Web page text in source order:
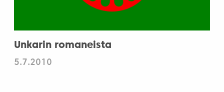
Unkarin romaneista
5.7.2010